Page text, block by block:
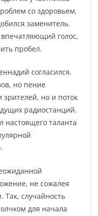
со здоровьем,
заменитель.
голос,
пробел.
согласился.
но пение
зрителей, но и поток
радиостанций.
таланта
не сожалея
Так, случайность
для начала